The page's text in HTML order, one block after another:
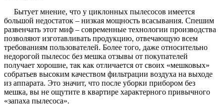
Бытует мнение, что у циклонных пылесосов имеется
большой недостаток – низкая мощность всасывания. Спешим
развенчать этот миф – современные технологии производства
позволяют изготавливать продукцию, отвечающую всем
требованиям пользователей. Более того, даже относительно
недорогой пылесос без мешка отзывы от покупателей
получает хорошие, так как отличается от своих «мешковых»
собратьев высоким качеством фильтрации воздуха на выходе
из аппарата. Это значит, что после уборки прибором без
мешка, вы не ощутите в квартире характерного привычного
«запаха пылесоса».